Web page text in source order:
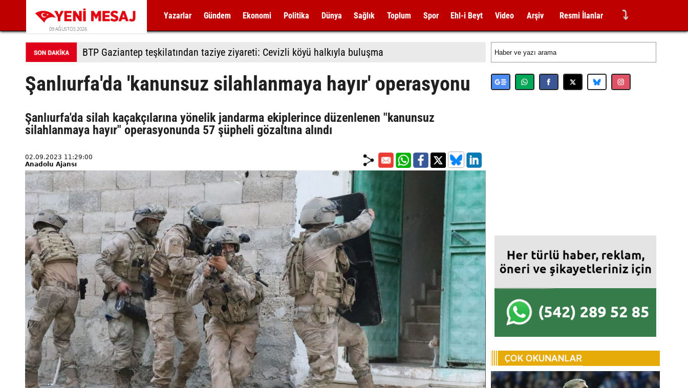
09 AĞUSTOS 2026
Yazarlar Gündem Ekonomi Politika Dünya Sağlık Toplum Spor Ehl-i Beyt Video Arşiv Resmi İlanlar ⤵
BTP Gaziantep teşkilatından taziye ziyareti: Cevizli köyü halkıyla buluşma
Şanlıurfa'da 'kanunsuz silahlanmaya hayır' operasyonu
Şanlıurfa'da silah kaçakçılarına yönelik jandarma ekiplerince düzenlenen "kanunsuz
silahlanmaya hayır" operasyonunda 57 şüpheli gözaltına alındı
02.09.2023 11:29:00
Anadolu Ajansı